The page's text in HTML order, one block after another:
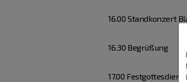
16.00 Standkonzert
16.30 Begrüßung
17.00 Festgottesdienst